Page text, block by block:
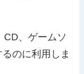
CD、ゲームソ
のに利用しま